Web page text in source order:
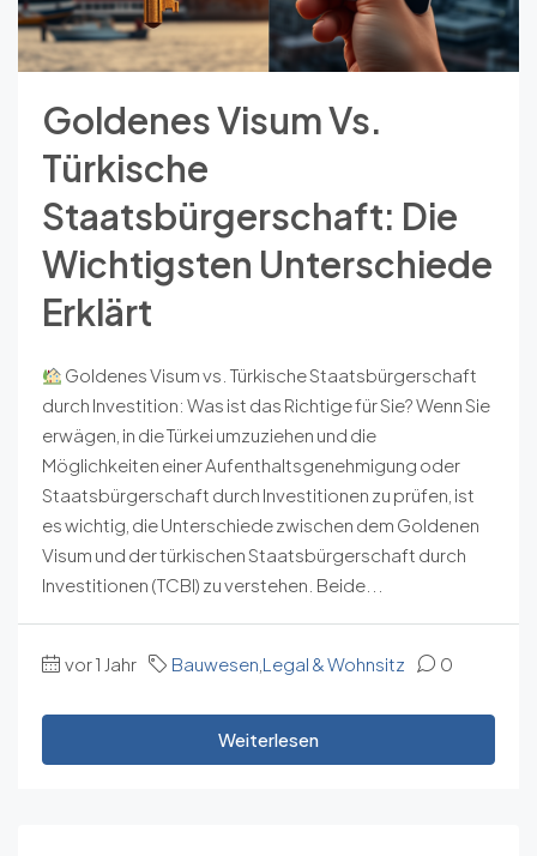
Goldenes Visum Vs.
Türkische
Staatsbürgerschaft: Die
Wichtigsten Unterschiede
Erklärt
Goldenes Visum vs. Türkische Staatsbürgerschaft
durch Investition: Was ist das Richtige für Sie? Wenn Sie
erwägen, in die Türkei umzuziehen und die
Möglichkeiten einer Aufenthaltsgenehmigung oder
Staatsbürgerschaft durch Investitionen zu prüfen, ist
es wichtig, die Unterschiede zwischen dem Goldenen
Visum und der türkischen Staatsbürgerschaft durch
Investitionen (TCBI) zu verstehen. Beide...
vor 1 Jahr Bauwesen Legal & Wohnsitz 0
Weiterlesen